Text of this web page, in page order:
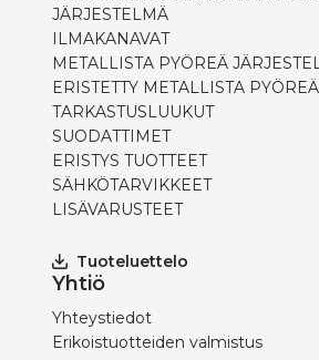
JÄRJESTELMÄ
ILMAKANAVAT
METALLISTA PYÖREÄ
ERISTETTY METALLISTA
TARKASTUSLUUKUT
SUODATTIMET
ERISTYS TUOTTEET
SÄHKÖTARVIKKEET
LISÄVARUSTEET
Tuoteluettelo
Yhtiö
Yhteystiedot
Erikoistuotteiden valmistus